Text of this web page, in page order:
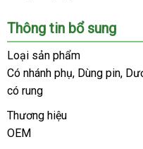
Thông tin bổ sung
Loại sản phẩm
Có nhánh phụthống
, Dùng pinbáo
,
có rung
Thương hiệu
OEM